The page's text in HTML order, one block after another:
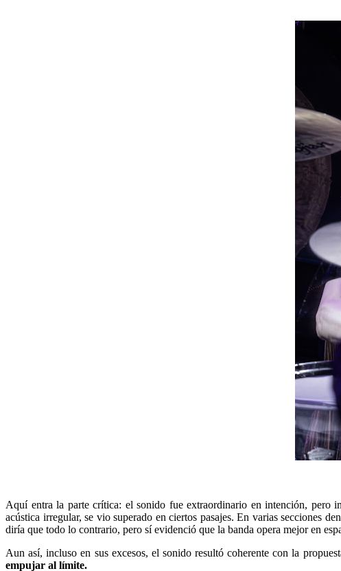
Aquí entra la parte crítica: el sonido fue extraordinario en intención, pero
acústica irregular, se vio superado en ciertos pasajes. En varias secciones
diría que todo lo contrario, pero sí evidenció que la banda opera mejor en
Aun así, incluso en sus excesos, el sonido resultó coherente con la
empujar al límite.